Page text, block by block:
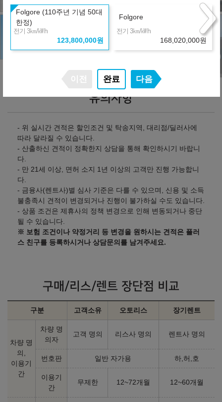
유의사항
- 위 실시간 견적은 할인조건 및 탁송지역, 대리점/딜러사에
따라 달라질 수 있습니다.
- 산출하신 견적이 정확한지 상담을 통해 확인하시기 바랍니
다.
- 만 21세 이상, 면허 소지 1년 이상의 고객만 진행 가능합니
다.
- 금융사(렌트사)별 심사 기준은 다를 수 있으며, 신용 및 소득
불충족시 견적이 변경되거나 진행이 불가하실 수도 있습니다.
- 상품 조건은 제휴사의 정책 변경으로 인해 변동되거나 중단
될 수 있습니다.
※ 보험 조건이나 약정거리 등 변경을 원하시는 견적은 플러
스 친구를 등록하시거나 상담문의를 남겨주세요.
구매/리스/렌트 장단점 비교
구분 고객소유 오토리스 장기렌트
차량 명
의,
이용기
간
차량 명
의자
고객 명의 리스사 명의 렌트사 명의
번호판 일반 자가용 하,허,호
이용기
간
무제한 12~72개월 12~60개월
Folgore (110주년 기념 50대
한정)
전기 3㎞/㎾h
123,800,000원
Folgore
전기 3㎞/㎾h
168,020,000원
완료 다음